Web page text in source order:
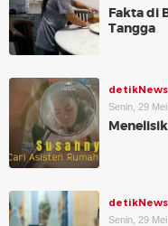
Fakta di
Tangga
detikNews
Senin, 29
detikNews
Senin, 29